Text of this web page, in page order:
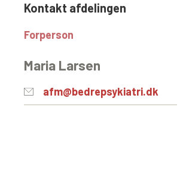
Kontakt afdelingen
Forperson
Maria Larsen
afm@bedrepsykiatri.dk